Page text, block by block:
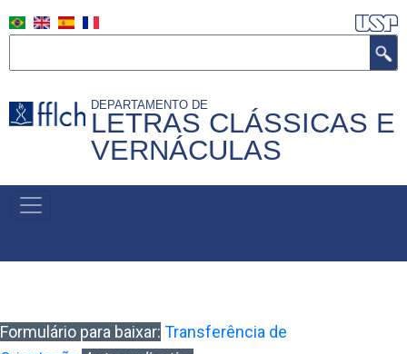
to
DEPARTAMENTO DE
LETRAS CLÁSSICAS E
VERNÁCULAS
MENU
Formulário para baixar: Transferência de